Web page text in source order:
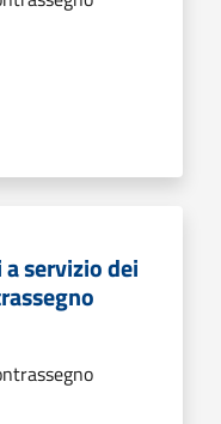
servizio dei